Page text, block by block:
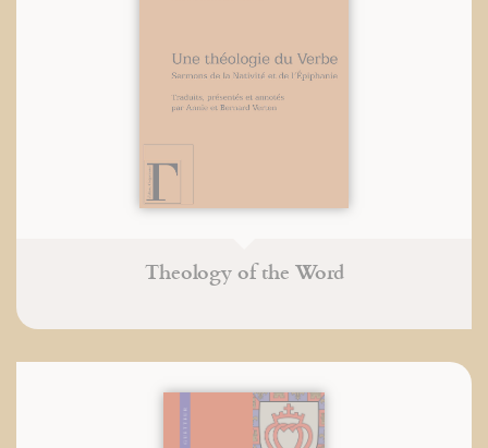
Theology of the Word